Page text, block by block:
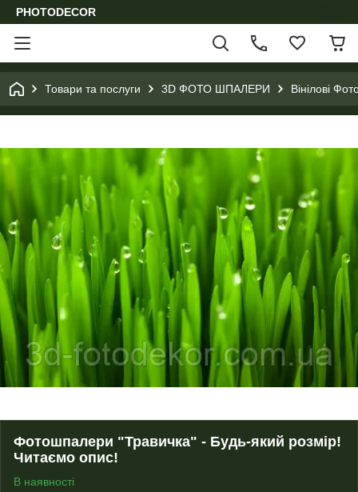
PHOTODECOR
Товари та послуги 3D ФОТО ШПАЛЕРИ Вінілові
Фотошпалери "Травичка" - Будь-який розмір!
Читаємо опис!
В наявності